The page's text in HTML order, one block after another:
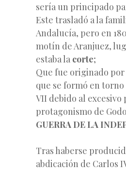
sería un principado
Este trasladó a la
Andalucía, pero en
motín de Aranjuez,
estaba la corte;
Que fue originado
que se formó en torno
VII debido al excesivo
protagonismo de
GUERRA DE LA
Tras haberse
abdicación de Carlos